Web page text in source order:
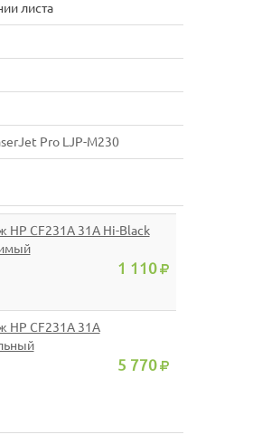
листа
Pro LJP-M230
HP CF231A 31A Hi-Black
1 110
HP CF231A 31A
5 770